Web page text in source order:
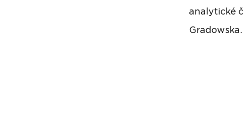
analytické
Gradowska.